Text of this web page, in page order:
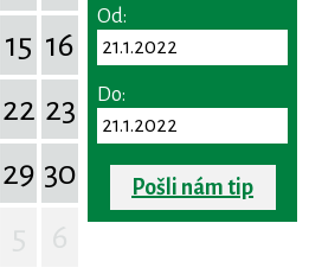
15 16
22 23
29 30
Od:
Do:
Pošli nám tip